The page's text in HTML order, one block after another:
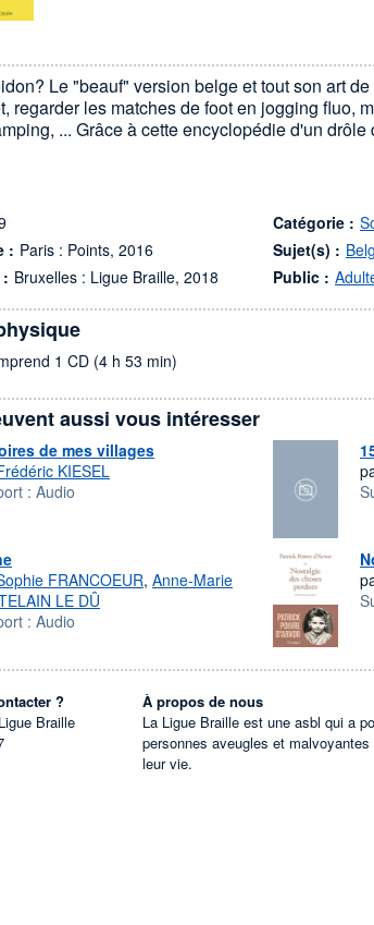
Le "beauf" version belge et tout son art
regarder les matches de foot en jogging fluo,
... Grâce à cette encyclopédie d'un
: Paris : Points, 2016
Bruxelles : Ligue Braille, 2018
Catégorie :
Sujet(s) :
Public :
1 CD (4 h 53 min)
aussi vous intéresser
de mes villages
KIESEL
: Audio
FRANCOEUR, Anne-Marie
LE DÛ
: Audio
?
Braille
À propos de nous
La Ligue Braille est une asbl qui a
personnes aveugles et
leur vie.